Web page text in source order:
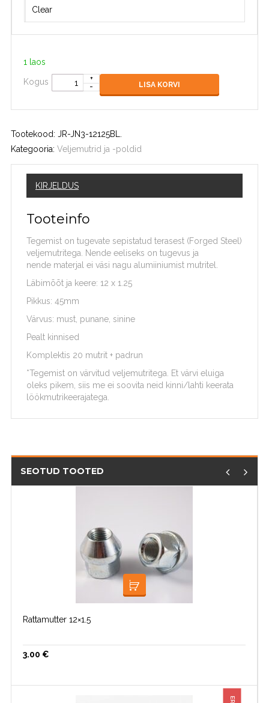
Clear
1 laos
Kogus LISA KORVI
Tootekood: JR-JN3-12125BL
Kategooria: Veljemutrid ja -poldid
KIRJELDUS
Tooteinfo
Tegemist on tugevate sepistatud terasest (Forged Steel)
veljemutritega. Nende eeliseks on tugevus ja
nende materjal ei väsi nagu alumiiniumist mutritel.
Läbimõõt ja keere: 12 x 1.25
Pikkus: 45mm
Värvus: must, punane, sinine
Pealt kinnised
Komplektis 20 mutrit + padrun
*Tegemist on värvitud veljemutritega. Et värvi eluiga
oleks pikem, siis me ei soovita neid kinni/lahti keerata
löökmutrikeerajatega.
SEOTUD TOOTED
LISA KORVI
Rattamutter 12×1.5
3.00 €